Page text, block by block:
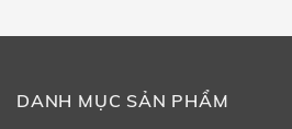
DANH MỤC SẢN PHẨM